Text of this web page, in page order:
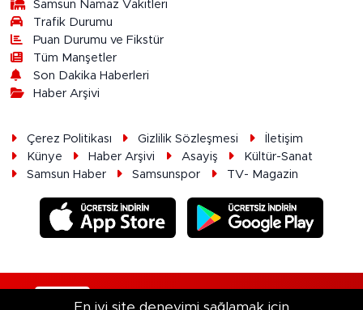
Samsun Namaz Vakitleri
Trafik Durumu
Puan Durumu ve Fikstür
Tüm Manşetler
Son Dakika Haberleri
Haber Arşivi
Çerez Politikası Gizlilik Sözleşmesi
İletişim
Künye
Haber Arşivi Asayiş
Kültür-Sanat
Samsun Haber
Samsunspor TV- Magazin
RSS Copyright © 2026. Her hakkı saklıdır.
En iyi site deneyimi sağlamak için